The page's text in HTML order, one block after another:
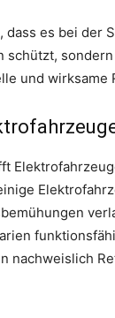
es bei der
und wirksame
nachweislich